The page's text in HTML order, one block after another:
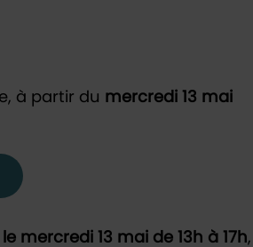
à partir du mercredi 13 mai
le mercredi 13 mai de 13h à 17h,